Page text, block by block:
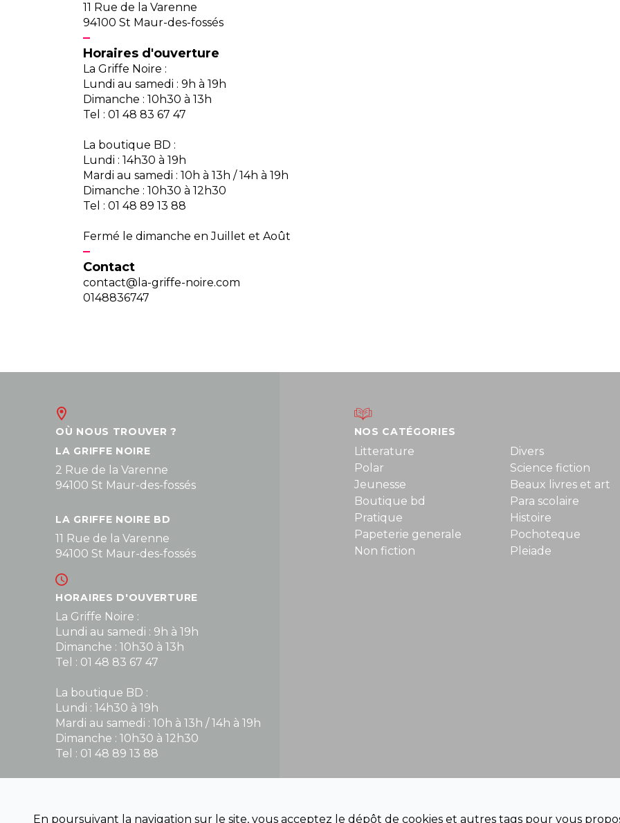
11 Rue de la Varenne
94100 St Maur-des-fossés
Horaires d'ouverture
La Griffe Noire :
Lundi au samedi : 9h à 19h
Dimanche : 10h30 à 13h
Tel : 01 48 83 67 47
La boutique BD :
Lundi : 14h30 à 19h
Mardi au samedi : 10h à 13h / 14h à 19h
Dimanche : 10h30 à 12h30
Tel : 01 48 89 13 88
Fermé le dimanche en Juillet et Août
Contact
contact@la-griffe-noire.com
0148836747
OÙ NOUS TROUVER ?
LA GRIFFE NOIRE
2 Rue de la Varenne
94100 St Maur-des-fossés
LA GRIFFE NOIRE BD
11 Rue de la Varenne
94100 St Maur-des-fossés
HORAIRES D'OUVERTURE
La Griffe Noire :
Lundi au samedi : 9h à 19h
Dimanche : 10h30 à 13h
Tel : 01 48 83 67 47
La boutique BD :
Lundi : 14h30 à 19h
Mardi au samedi : 10h à 13h / 14h à 19h
Dimanche : 10h30 à 12h30
Tel : 01 48 89 13 88
NOS CATÉGORIES
Litterature
Polar
Jeunesse
Boutique bd
Pratique
Papeterie generale
Non fiction
Divers
Science fiction
Beaux livres et art
Para scolaire
Histoire
Pochoteque
Pleiade
En poursuivant la navigation sur le site, vous acceptez le dépôt de cookies et autres tags pour vous